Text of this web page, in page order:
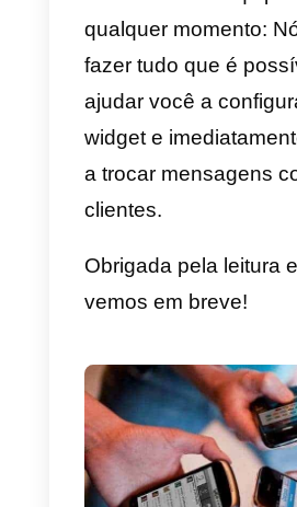
Skype e outros),
suporte,
trabalho, CTA
leads da
integrar o